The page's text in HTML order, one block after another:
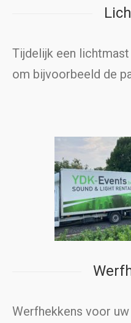
Tijdelijk een
om bijvoorbeeld de
Werfhekkens voor